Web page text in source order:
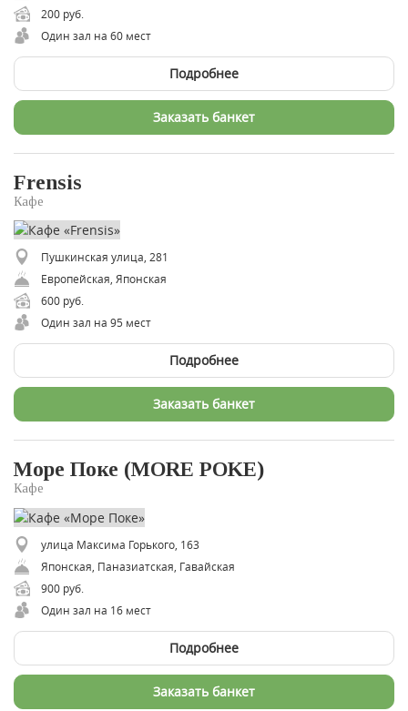
200 руб.
Один зал на 60 мест
Подробнее
Заказать банкет
Frensis
Кафе
Пушкинская улица, 281
Европейская, Японская
600 руб.
Один зал на 95 мест
Подробнее
Заказать банкет
Море Поке (MORE POKE)
Кафе
улица Максима Горького, 163
​Японская, Паназиатская, Гавайская
900 руб.
Один зал на 16 мест
Подробнее
Заказать банкет